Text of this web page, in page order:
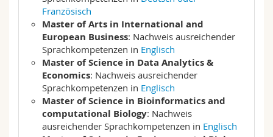
Französisch
Master of Arts in International and
European Business: Nachweis ausreichender
Sprachkompetenzen in Englisch
Master of Science in Data Analytics &
Economics: Nachweis ausreichender
Sprachkompetenzen in Englisch
Master of Science in Bioinformatics and
computational Biology: Nachweis
ausreichender Sprachkompetenzen in Englisch